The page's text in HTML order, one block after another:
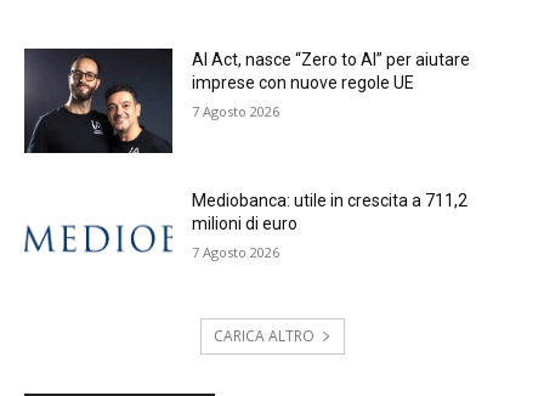
AI Act, nasce “Zero to AI” per aiutare
imprese con nuove regole UE
7 Agosto 2026
Mediobanca: utile in crescita a 711,2
milioni di euro
7 Agosto 2026
CARICA ALTRO